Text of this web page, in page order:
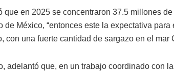
que en 2025 se concentraron 37.5 millones
de México, “entonces este la expectativa
con una fuerte cantidad de sargazo en el mar
adelantó que, en un trabajo coordinado con